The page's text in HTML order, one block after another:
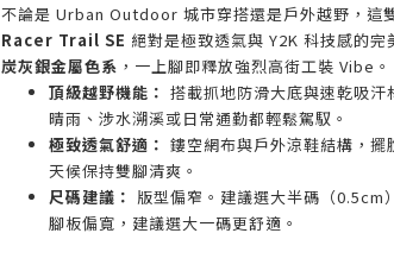
不論是 Urban Outdoor 城市穿搭還是戶外越野，這
Racer Trail SE 絕對是極致透氣與 Y2K 科技感的完
炭灰銀金屬色系 ，一上腳即釋放強烈高街工裝 Vibe。
頂級越野機能： 搭載抓地防滑大底與速乾吸汗
晴雨、涉水溯溪或日常通勤都輕鬆駕馭。
極致透氣舒適： 鏤空網布與戶外涼鞋結構，擺
天候保持雙腳清爽。
尺碼建議： 版型偏窄。建議選大半碼（0.5cm
腳板偏寬，建議選大一碼更舒適。